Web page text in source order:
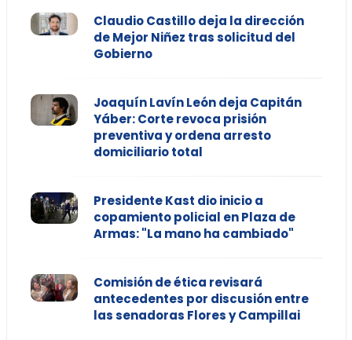
Claudio Castillo deja la dirección
de Mejor Niñez tras solicitud del
Gobierno
Joaquín Lavín León deja Capitán
Yáber: Corte revoca prisión
preventiva y ordena arresto
domiciliario total
Presidente Kast dio inicio a
copamiento policial en Plaza de
Armas: "La mano ha cambiado"
Comisión de ética revisará
antecedentes por discusión entre
las senadoras Flores y Campillai